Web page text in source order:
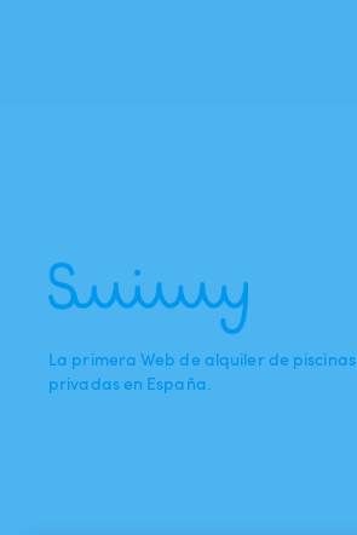
La primera Web de alquiler de piscinas
privadas en España.